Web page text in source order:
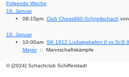
Folgende Woche
16. Januar
08:15pm Club Chess960-Schnellschach von
18. Januar
10:00am SK 1912 Ludwigshafen II vs ScS II
Mayer:: Mannschaftskämpfe
© {2024} Schachclub Schifferstadt